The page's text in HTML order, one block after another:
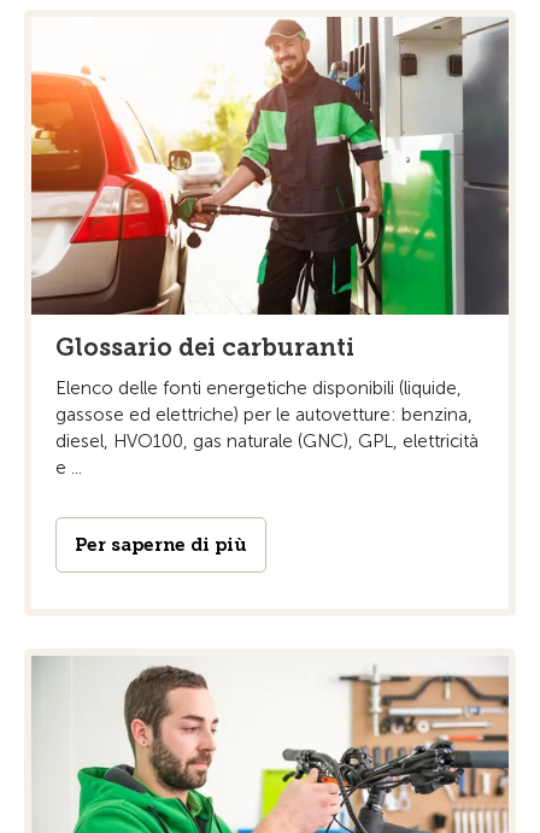
Glossario dei carburanti
Elenco delle fonti energetiche disponibili (liquide,
gassose ed elettriche) per le autovetture: benzina,
diesel, HVO100, gas naturale (GNC), GPL, elettricità
e ...
Per saperne di più